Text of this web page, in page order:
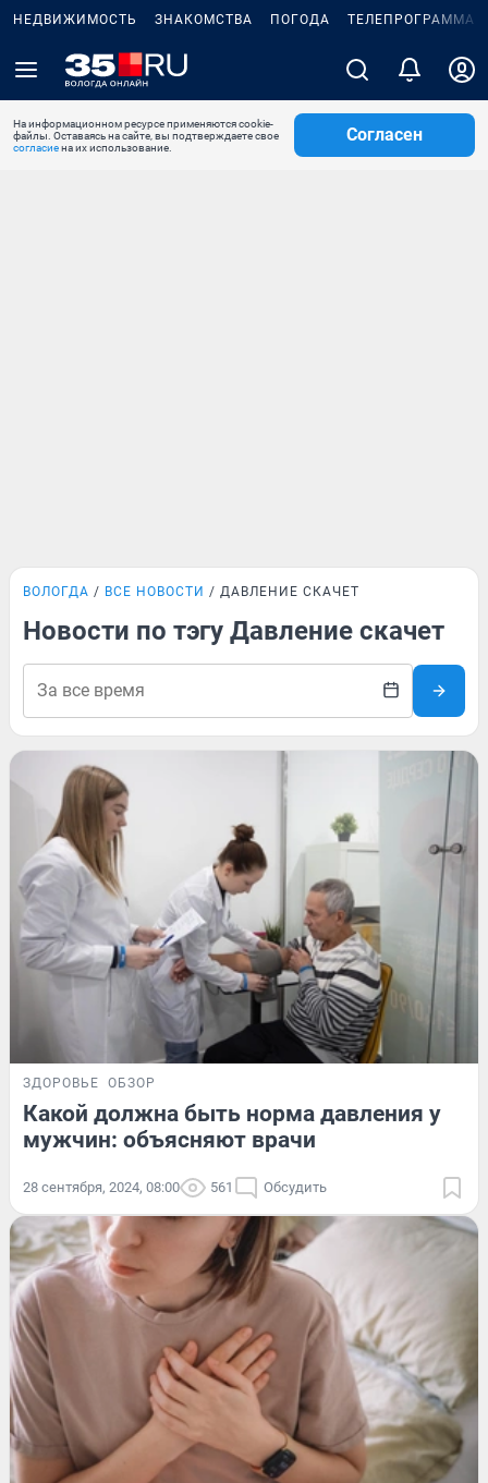
НЕДВИЖИМОСТЬ ЗНАКОМСТВА ПОГОДА ТЕЛЕПРОГРАММА
На информационном ресурсе применяются cookie-
файлы. Оставаясь на сайте, вы подтверждаете свое
согласиена их использование.
Согласен
ВОЛОГДА ВСЕ НОВОСТИ ДАВЛЕНИЕ СКАЧЕТ
Новости по тэгу Давление скачет
ЗДОРОВЬЕ ОБЗОР
Какой должна быть норма давления у
мужчин: объясняют врачи
28 сентября, 2024, 08:00 561 Обсудить